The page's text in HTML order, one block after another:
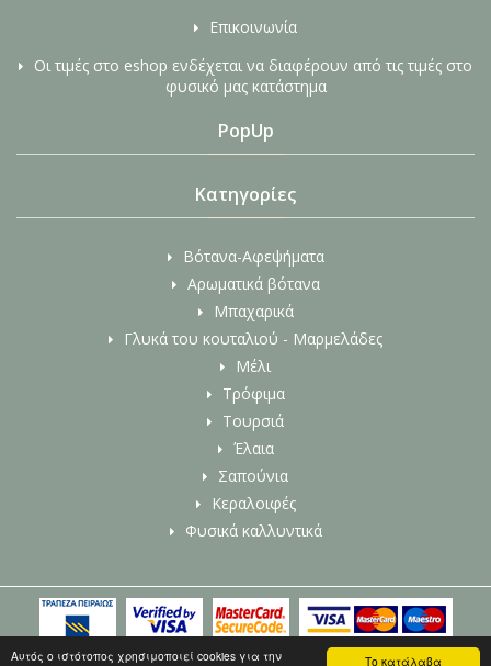
Το κατάλαβα
Αυτός ο ιστότοπος χρησιμοποιεί cookies για την
Επικοινωνία
Οι τιμές στο eshop ενδέχεται να διαφέρουν από τις τιμές στο
φυσικό μας κατάστημα
PopUp
Κατηγορίες
Βότανα-Αφεψήματα
Αρωματικά βότανα
Μπαχαρικά
Γλυκά του κουταλιού - Μαρμελάδες
Μέλι
Τρόφιμα
Τουρσιά
Έλαια
Σαπούνια
Κεραλοιφές
Φυσικά καλλυντικά
© 2026 www.evotanothiki.gr - All Rights Reserved | Κατασκευή Eshop